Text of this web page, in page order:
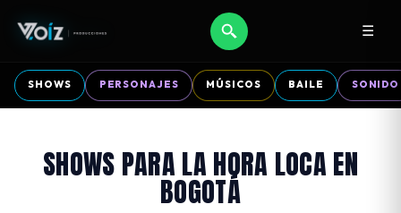
☰
SHOWS PERSONAJES MÚSICOS BAILE SONIDO
SHOWS PARA LA HORA LOCA EN
BOGOTÁ